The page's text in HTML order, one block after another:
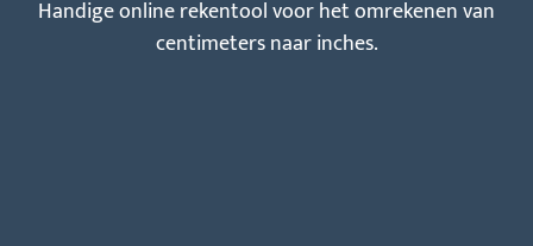
Handige online rekentool voor het omrekenen van
centimeters naar inches.